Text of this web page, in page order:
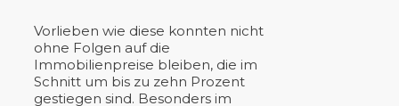
Vorlieben wie diese konnten nicht
ohne Folgen auf die
Immobilienpreise bleiben, die im
Schnitt um bis zu zehn Prozent
gestiegen sind. Besonders im